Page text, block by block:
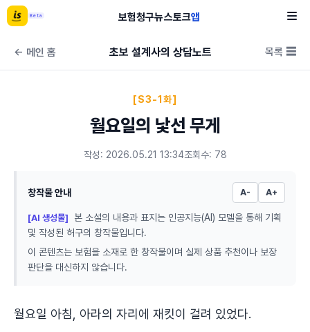
Beta 보험청구뉴스토크앱
← 메인 홈 초보 설계사의 상담노트 목록 ☰
[S3-1화]
월요일의 낯선 무게
작성: 2026.05.21 13:34조회수: 78
창작물 안내 A- A+
[AI 생성물]
본 소설의 내용과 표지는 인공지능(AI) 모델을 통해 기획
및 작성된 허구의 창작물입니다.
이 콘텐츠는 보험을 소재로 한 창작물이며 실제 상품 추천이나 보장
판단을 대신하지 않습니다.
월요일 아침, 아라의 자리에 재킷이 걸려 있었다.